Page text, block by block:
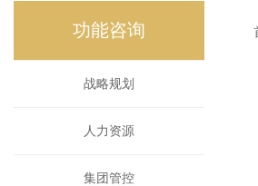
功能咨询
功能咨询
战略规划
人力资源
集团管控